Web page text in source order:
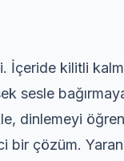
İçeride kilitli
sesle
dinlemeyi
bir çözüm.